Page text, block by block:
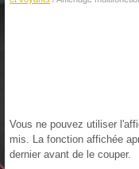
Vous ne pouvez utiliser
mis. La fonction affichée
dernier avant de le couper.